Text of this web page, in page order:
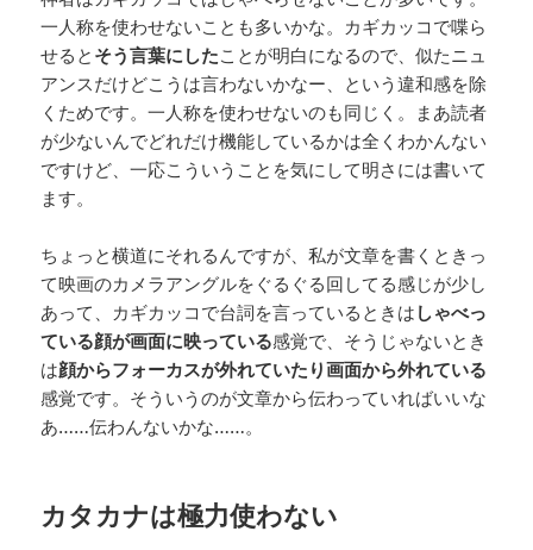
一人称を使わせないことも多いかな。カギカッコで喋ら
せると そう言葉にしたことが明白になるので、似たニュ
アンスだけどこうは言わないかなー、という違和感を除
くためです。一人称を使わせないのも同じく。まあ読者
が少ないんでどれだけ機能しているかは全くわかんない
ですけど、一応こういうことを気にして明さには書いて
ます。
ちょっと横道にそれるんですが、私が文章を書くときっ
て映画のカメラアングルをぐるぐる回してる感じが少し
あって、カギカッコで台詞を言っているときは しゃべっ
ている顔が画面に映っている感覚で、そうじゃないとき
は顔からフォーカスが外れていたり画面から外れている
感覚です。そういうのが文章から伝わっていればいいな
あ……伝わんないかな……。
カタカナは極力使わない